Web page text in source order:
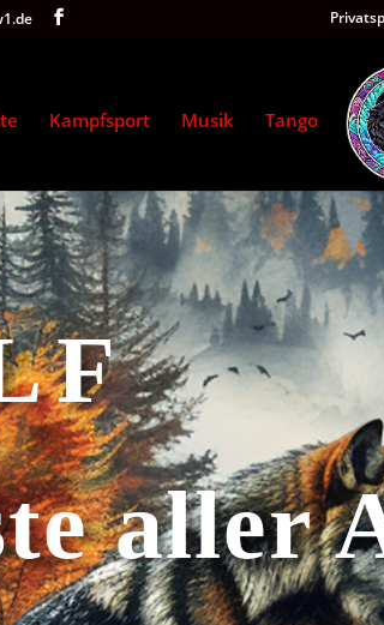
Kampfsport Musik Tango
aller